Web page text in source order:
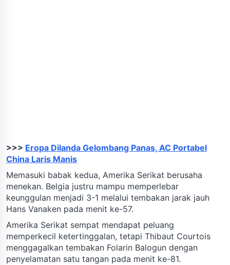
>>> Eropa Dilanda Gelombang Panas, AC Portabel
China Laris Manis
Memasuki babak kedua, Amerika Serikat berusaha
menekan. Belgia justru mampu memperlebar
keunggulan menjadi 3-1 melalui tembakan jarak jauh
Hans Vanaken pada menit ke-57.
Amerika Serikat sempat mendapat peluang
memperkecil ketertinggalan, tetapi Thibaut Courtois
menggagalkan tembakan Folarin Balogun dengan
penyelamatan satu tangan pada menit ke-81.